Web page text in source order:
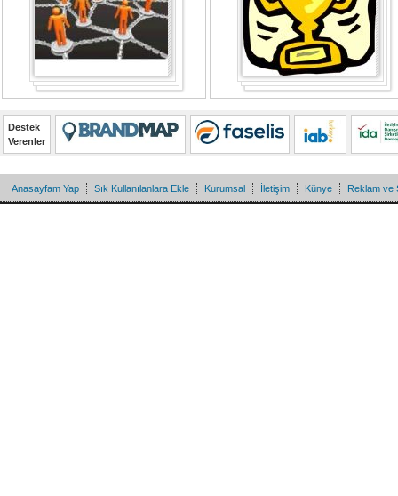
Destek
Verenler
Anasayfam Yap Sık Kullanılanlara Ekle Kurumsal İletişim Künye Reklam ve